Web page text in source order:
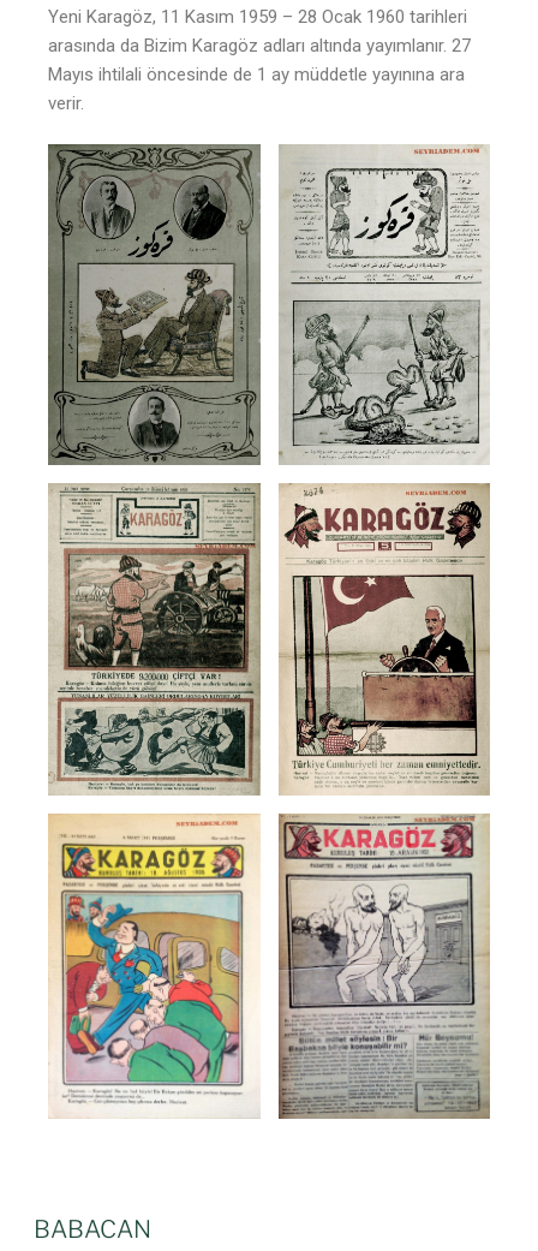
Yeni Karagöz, 11 Kasım 1959 – 28 Ocak 1960 tarihleri
arasında da Bizim Karagöz adları altında yayımlanır. 27
Mayıs ihtilali öncesinde de 1 ay müddetle yayınına ara
verir.
BABACAN